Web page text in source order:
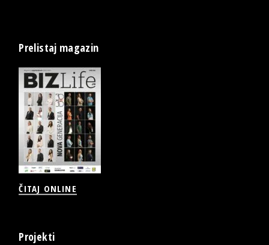
Prelistaj magazin
ČITAJ ONLINE
Projekti